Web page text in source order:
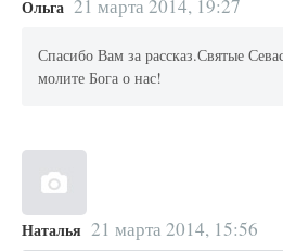
Ольга 21 марта 2014, 19:27
Спасибо Вам за рассказ.Святые
молите Бога о нас!
Наталья 21 марта 2014, 15:56